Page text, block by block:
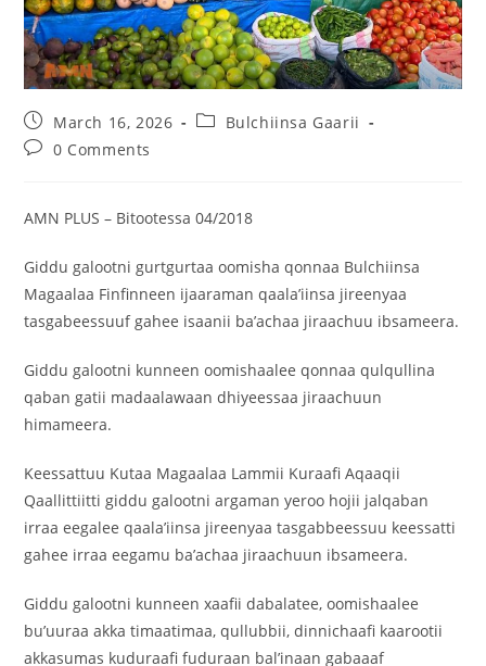
March 16, 2026
Bulchiinsa Gaarii
0 Comments
AMN PLUS – Bitootessa 04/2018
Giddu galootni gurtgurtaa oomisha qonnaa Bulchiinsa
Magaalaa Finfinneen ijaaraman qaala’iinsa jireenyaa
tasgabeessuuf gahee isaanii ba’achaa jiraachuu ibsameera.
Giddu galootni kunneen oomishaalee qonnaa qulqullina
qaban gatii madaalawaan dhiyeessaa jiraachuun
himameera.
Keessattuu Kutaa Magaalaa Lammii Kuraafi Aqaaqii
Qaallittiitti giddu galootni argaman yeroo hojii jalqaban
irraa eegalee qaala’iinsa jireenyaa tasgabbeessuu keessatti
gahee irraa eegamu ba’achaa jiraachuun ibsameera.
Giddu galootni kunneen xaafii dabalatee, oomishaalee
bu’uuraa akka timaatimaa, qullubbii, dinnichaafi kaarootii
akkasumas kuduraafi fuduraan bal’inaan gabaaaf